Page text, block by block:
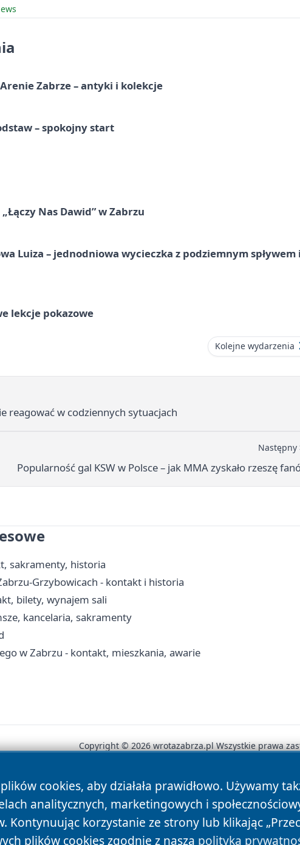
Zabrze – antyki i kolekcje
– spokojny start
Nas Dawid” w Zabrzu
Luiza – jednodniowa wycieczka z podziemnym spływem i
lekcje pokazowe
Kolejne wydarzenia
reagować w codziennych sytuacjach
Następny
Popularność gal KSW w Polsce – jak MMA zyskało rzeszę
sakramenty, historia
Grzybowicach - kontakt i historia
bilety, wynajem sali
kancelaria, sakramenty
w Zabrzu - kontakt, mieszkania, awarie
cookies, aby działała prawidłowo. Używamy
analitycznych, marketingowych i
Kontynuując korzystanie ze strony lub klikając
plików cookies zgodnie z naszą polityką
Copyright © 2026 wrotazabrza.pl Wszystkie prawa
News Autorzy Polityka Prywatności